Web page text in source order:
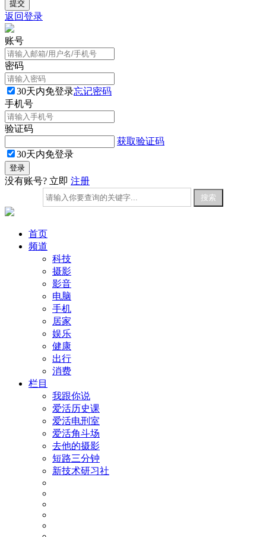
返回登录
账号
密码
30天内免登录忘记密码
手机号
验证码
获取验证码
30天内免登录
没有账号? 立即 注册
首页
频道
科技
摄影
影音
电脑
手机
居家
娱乐
健康
出行
消费
栏目
我跟你说
爱活历史课
爱活电刑室
爱活角斗场
去他的摄影
短路三分钟
新技术研习社